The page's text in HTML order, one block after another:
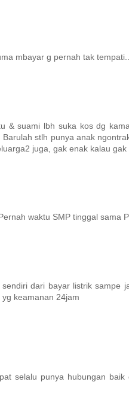
mbayar g pernah tak
& suami lbh suka kos dg
stlh punya anak
juga, gak enak kalau gak
waktu SMP tinggal sama
dari bayar listrik sampe
keamanan 24jam
selalu punya hubungan